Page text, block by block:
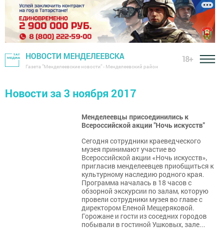
НОВОСТИ МЕНДЕЛЕЕВСКА
Газета "Менделеевские новости" - Менделеевский район
18+
Новости за 3 ноября 2017
Менделеевцы присоединились к
Всероссийской акции "Ночь искусств"
Сегодня сотрудники краеведческого
музея принимают участие во
Всероссийской акции «Ночь искусств»,
пригласив менделеевцев приобщиться к
культурному наследию родного края.
Программа началась в 18 часов с
обзорной экскурсии по залам, которую
провели сотрудники музея во главе с
директором Еленой Мещеряковой.
Горожане и гости из соседних городов
побывали в гостиной Ушковых, зале...